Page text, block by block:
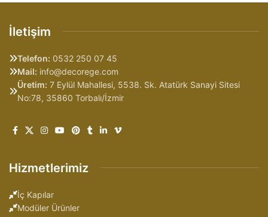
İletişim
Telefon: 0532 250 07 45
Mail: info@decorege.com
Üretim: 7 Eylül Mahallesi, 5538. Sk. Atatürk Sanayi Sitesi
No:78, 35860 Torbalı/İzmir
Hizmetlerimiz
İç Kapılar
Modüler Ürünler